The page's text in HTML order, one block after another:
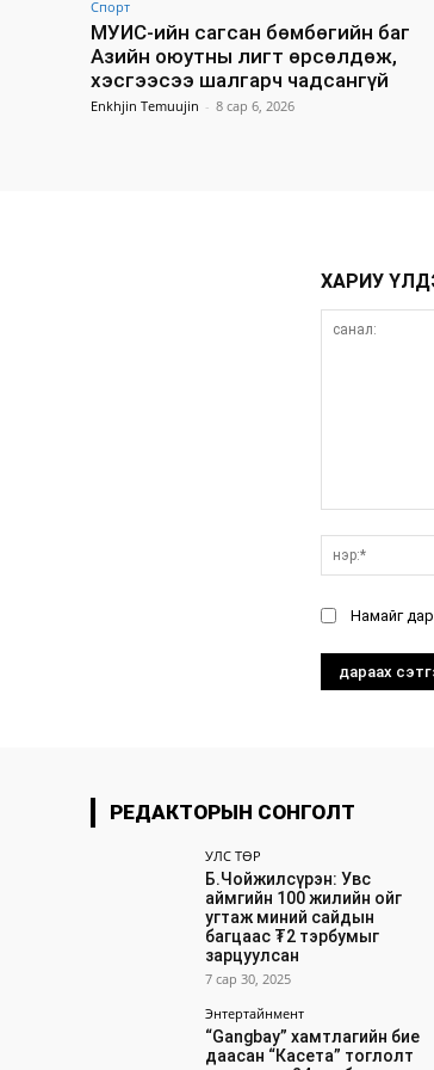
Спорт
МУИС-ийн сагсан бөмбөгийн баг
Азийн оюутны лигт өрсөлдөж,
хэсгээсээ шалгарч чадсангүй
Enkhjin Temuujin - 8 сар 6, 2026
ХАРИУ
Намайг
РЕДАКТОРЫН СОНГОЛТ
УЛС ТӨР
Б.Чойжилсүрэн: Увс
аймгийн 100 жилийн ойг
угтаж миний сайдын
багцаас ₮2 тэрбумыг
зарцуулсан
7 сар 30, 2025
Энтертайнмент
“Gangbay” хамтлагийн бие
даасан “Касета” тоглолт